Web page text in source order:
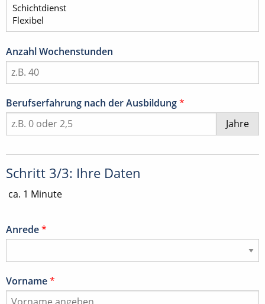
Anzahl Wochenstunden
Berufserfahrung nach der Ausbildung*
Jahre
Schritt 3/3: Ihre Daten
ca. 1 Minute
Anrede*
Vorname*